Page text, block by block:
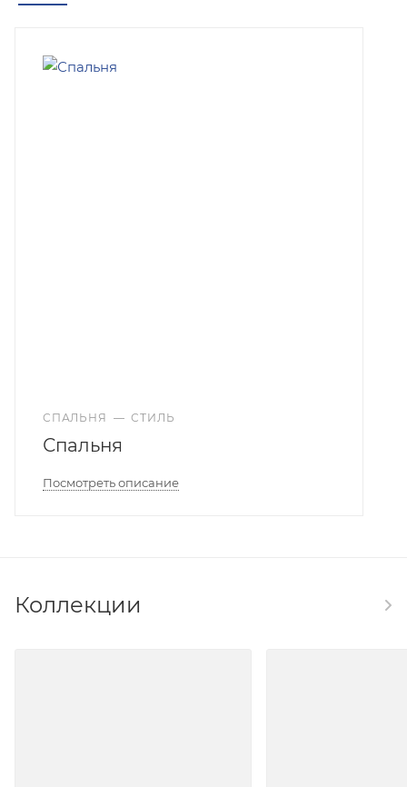
СПАЛЬНЯ — СТИЛЬ
Спальня
Посмотреть описание
Коллекции